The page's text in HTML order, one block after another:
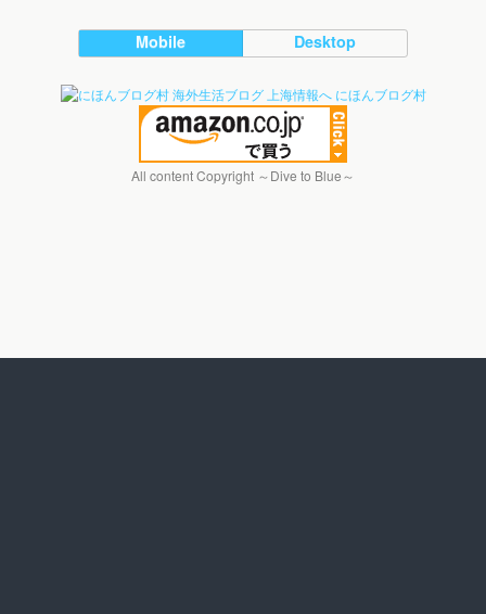
Mobile Desktop
にほんブログ村
All content Copyright ～Dive to Blue～